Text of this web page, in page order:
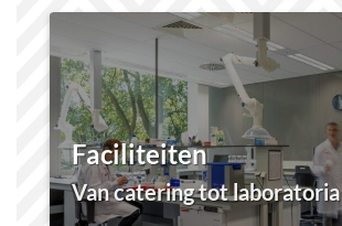
Faciliteiten
Van catering tot laboratoria